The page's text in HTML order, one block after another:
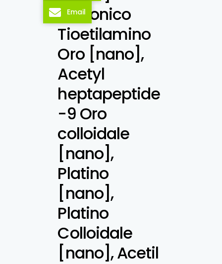
Ialuronico
Tioetilamino
Oro [nano],
Acetyl
heptapeptide
-9 Oro
colloidale
[nano],
Platino
[nano],
Platino
Colloidale
[nano], Acetil
Email